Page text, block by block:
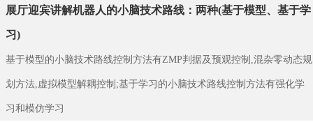
展厅迎宾讲解机器人的小脑技术路线：两种(基于模型、基于学
习)
基于模型的小脑技术路线控制方法有ZMP判据及预观控制,混杂零动态规
划方法,虚拟模型解耦控制;基于学习的小脑技术路线控制方法有强化学
习和模仿学习